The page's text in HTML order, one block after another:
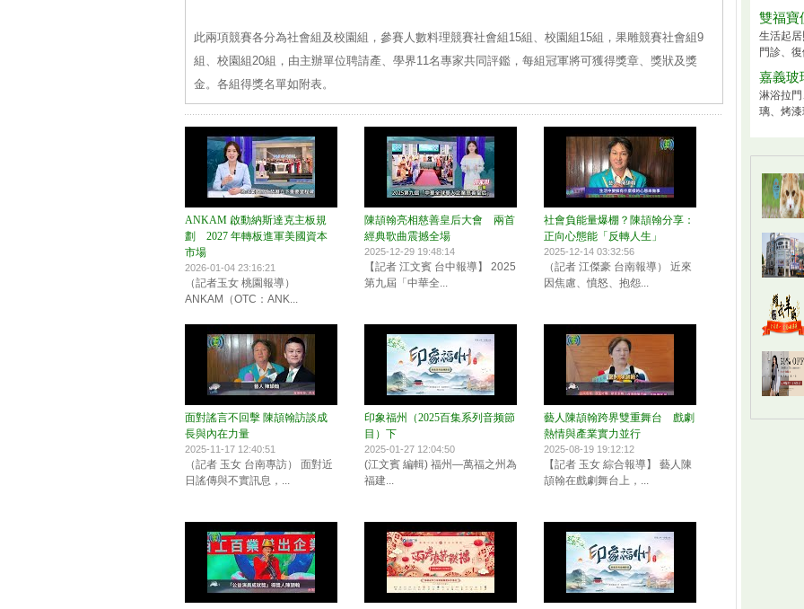
此兩項競賽各分為社會組及校園組，參賽人數料理競賽社會組15組、校園組15組，果雕競賽社會組9
組、校園組20組，由主辦單位聘請產、學界11名專家共同評鑑，每組冠軍將可獲得獎章、獎狀及獎
金。各組得獎名單如附表。
ANKAM 啟動納斯達克主板規
劃 2027 年轉板進軍美國資本
市場
2026-01-04 23:16:21
（記者玉女 桃園報導）
ANKAM（OTC：ANK...
陳頡翰亮相慈善皇后大會 兩首
經典歌曲震撼全場
2025-12-29 19:48:14
【記者 江文賓 台中報導】 2025
第九屆「中華全...
社會負能量爆棚？陳頡翰分享：
正向心態能「反轉人生」
2025-12-14 03:32:56
（記者 江傑豪 台南報導） 近來
因焦慮、憤怒、抱怨...
面對謠言不回擊 陳頡翰訪談成
長與內在力量
2025-11-17 12:40:51
（記者 玉女 台南專訪） 面對近
日謠傳與不實訊息，...
印象福州（2025百集系列音频節
目）下
2025-01-27 12:04:50
(江文賓 編輯) 福州—萬福之州為
福建...
藝人陳頡翰跨界雙重舞台 戲劇
熱情與產業實力並行
2025-08-19 19:12:12
【記者 玉女 綜合報導】 藝人陳
頡翰在戲劇舞台上，...
雙福寶
生活起
門診、
嘉義玻
淋浴拉
璃、烤